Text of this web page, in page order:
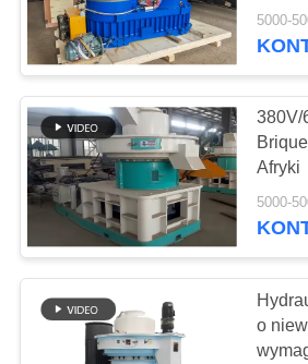
POPROSIĆ
O
WYCENĘ
SITEMAP
PRIVACY
POLICY
Pas
Koc
aerożelu
5000-
380V/
Afryki
5000-
o